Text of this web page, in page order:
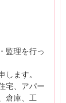
監理を行っ
ます。
宅、アパー
倉庫、工